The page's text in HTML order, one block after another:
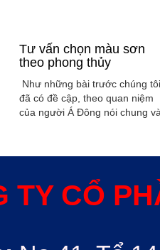
Tư vấn chọn màu sơn
theo phong thủy
Như những bài trước chúng tôi
đã có đề cập, theo quan niệm
của người Á Đông nói chung
xây dụng nhà ở hoặc bất kỳ
thủy trong ngôi nhà thường
được quyết định bởi các nhân
TY CỔ